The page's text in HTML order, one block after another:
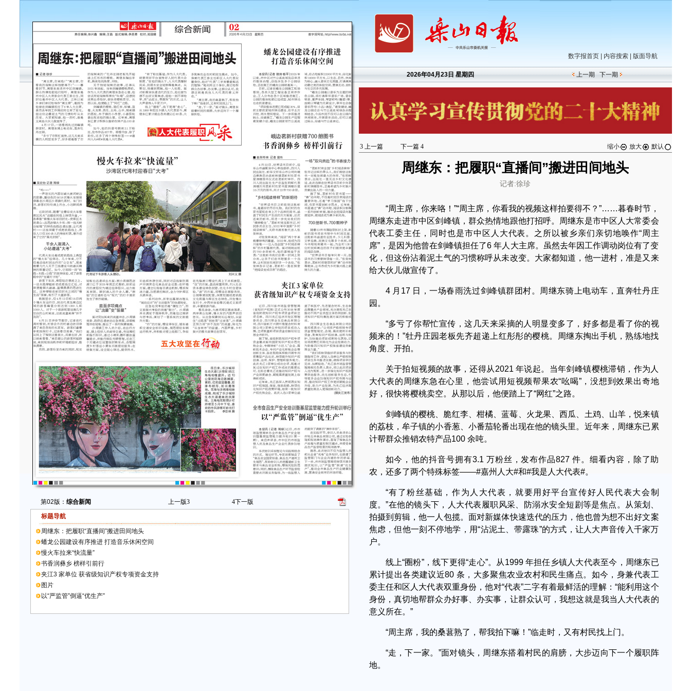
第02版： 综合新闻 上一版3 4下一版
标题导航
周继东：把履职“直播间”搬进田间地头
蟠龙公园建设有序推进 打造音乐休闲空间
慢火车拉来“快流量”
书香润彝乡 榜样引前行
夹江3 家单位 获省级知识产权专项资金支持
图片
以“严监管”倒逼“优生产”
数字报首页 内容搜索 版面导航
2026年04月23日 星期四 上一期 下一期
3上一篇 下一篇 4 缩小 放大 默认
周继东：把履职“直播间”搬进田间地头
记者:徐珍
“周主席，你来咯！”“周主席，你看我的视频这样拍要得不？”……暮春时节，
周继东走进市中区剑峰镇，群众热情地跟他打招呼。周继东是市中区人大常委会
代表工委主任，同时也是市中区人大代表。之所以被乡亲们亲切地唤作“周主
席”，是因为他曾在剑峰镇担任了6 年人大主席。虽然去年因工作调动岗位有了变
化，但这份沾着泥土气的习惯称呼从未改变。大家都知道，他一进村，准是又来
给大伙儿做宣传了。
4 月17 日，一场春雨洗过剑峰镇群团村。周继东骑上电动车，直奔牡丹庄
园。
“多亏了你帮忙宣传，这几天来采摘的人明显变多了，好多都是看了你的视
频来的！”牡丹庄园老板先齐超递上红彤彤的樱桃。周继东掏出手机，熟练地找
角度、开拍。
关于拍短视频的故事，还得从2021 年说起。当年剑峰镇樱桃滞销，作为人
大代表的周继东急在心里，他尝试用短视频帮果农“吆喝”，没想到效果出奇地
好，很快将樱桃卖空。从那以后，他便踏上了“网红”之路。
剑峰镇的樱桃、脆红李、柑橘、蓝莓、火龙果、西瓜、土鸡、山羊，悦来镇
的荔枝，牟子镇的小香葱、小番茄轮番出现在他的镜头里。近年来，周继东已累
计帮群众推销农特产品100 余吨。
如今，他的抖音号拥有3.1 万粉丝，发布作品827 件。细看内容，除了助
农，还多了两个特殊标签——#嘉州人大#和#我是人大代表#。
“有了粉丝基础，作为人大代表，就要用好平台宣传好人民代表大会制
度。”在他的镜头下，人大代表履职风采、防溺水安全短剧等是焦点。从策划、
拍摄到剪辑，他一人包揽。面对新媒体快速迭代的压力，他也曾为想不出好文案
焦虑，但他一刻不停地学，用“沾泥土、带露珠”的方式，让人大声音传入千家万
户。
线上“圈粉”，线下更得“走心”。从1999 年担任乡镇人大代表至今，周继东已
累计提出各类建议近80 条，大多聚焦农业农村和民生痛点。如今，身兼代表工
委主任和区人大代表双重身份，他对“代表”二字有着最鲜活的理解：“能利用这个
身份，真切地帮群众办好事、办实事，让群众认可，我想这就是我当人大代表的
意义所在。”
“周主席，我的桑葚熟了，帮我拍下嘛！”临走时，又有村民找上门。
“走，下一家。”面对镜头，周继东搭着村民的肩膀，大步迈向下一个履职阵
地。